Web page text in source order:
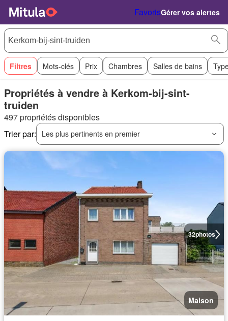
FavorisGérer vos alertes
Filtres Mots-clés Prix Chambres Salles de bains
Propriétés à vendre à Kerkom-bij-sint-
truiden
497 propriétés disponibles
Trier par:
Les plus pertinents en premier
32photos
Maison